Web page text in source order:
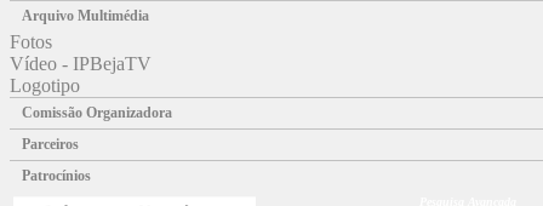
Arquivo Multimédia
Fotos
Vídeo - IPBejaTV
Logotipo
Comissão Organizadora
Parceiros
Patrocínios